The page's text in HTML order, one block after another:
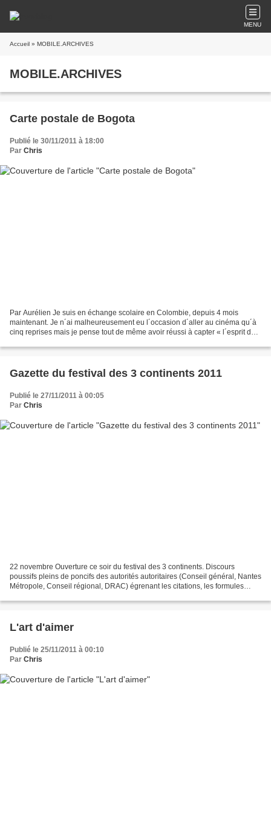
MENU
Accueil » MOBILE.ARCHIVES
MOBILE.ARCHIVES
Carte postale de Bogota
Publié le 30/11/2011 à 18:00
Par Chris
Par Aurélien Je suis en échange scolaire en Colombie, depuis 4 mois
maintenant. Je n´ai malheureusement eu l´occasion d´aller au cinéma qu´à
cinq reprises mais je pense tout de même avoir réussi à capter « l´esprit du
Gazette du festival des 3 continents 2011
Publié le 27/11/2011 à 00:05
Par Chris
22 novembre Ouverture ce soir du festival des 3 continents. Discours
poussifs pleins de poncifs des autorités autoritaires (Conseil général, Nantes
Métropole, Conseil régional, DRAC) égrenant les citations, les formules
L'art d'aimer
Publié le 25/11/2011 à 00:10
Par Chris